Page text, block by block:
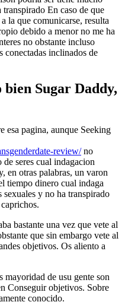
En caso de que
la que comunicarse, resulta
debido a menor no me ha
no obstante incluso
conectadas inclinados de
bien Sugar Daddy,
esa pagina, aunque Seeking
review/no
seres cual indagacion
en otras palabras, un varon
tiempo dinero cual indaga
sexuales y no ha transpirado
bastante una vez que vete al
que sin embargo vete al
objetivos. Os aliento a
mayoridad de usu gente son
Conseguir objetivos. Sobre
conocido.